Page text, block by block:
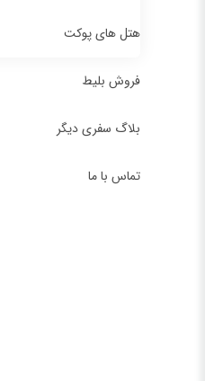
هتل های پوکت
فروش بلیط
بلاگ سفری دیگر
تماس با ما